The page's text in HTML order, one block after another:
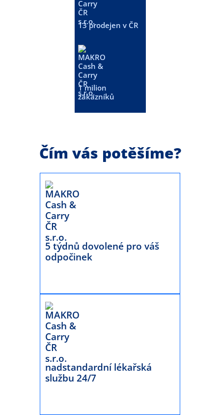
13 prodejen v ČR
1 milion
zákazníků
Čím vás potěšíme?
5 týdnů dovolené pro váš
odpočinek
nadstandardní lékařská
službu 24/7